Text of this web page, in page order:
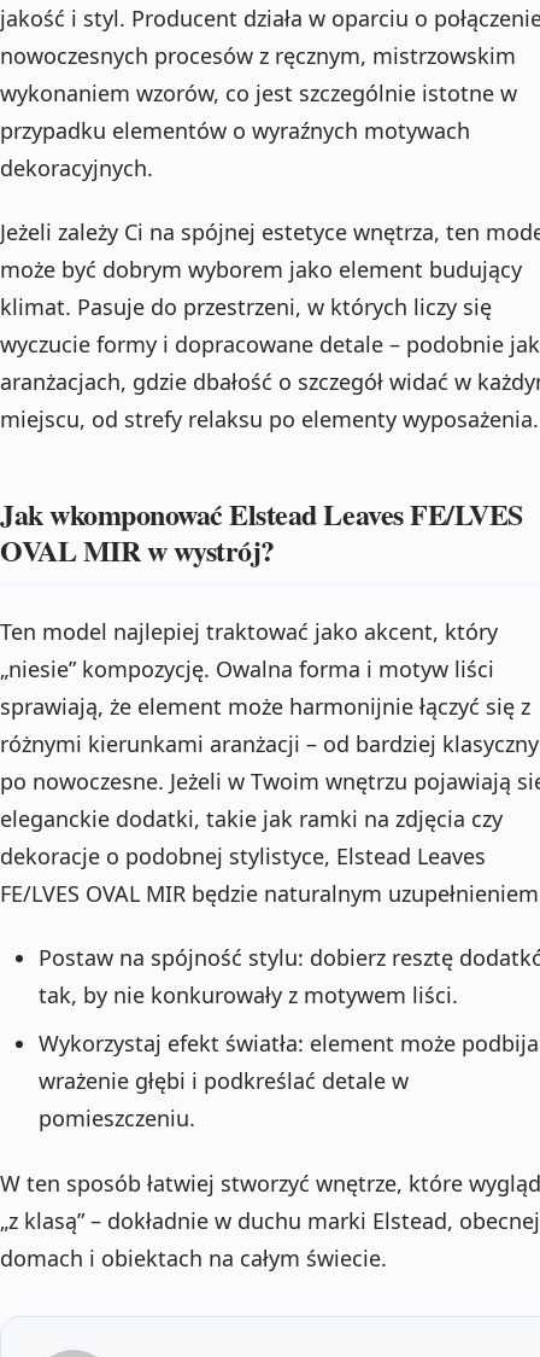
jakość i styl. Producent działa w oparciu o
nowoczesnych procesów z ręcznym, mistrzowskim
wykonaniem wzorów, co jest szczególnie istotne w
przypadku elementów o wyraźnych motywach
dekoracyjnych.
Jeżeli zależy Ci na spójnej estetyce wnętrza, ten
może być dobrym wyborem jako element budujący
klimat. Pasuje do przestrzeni, w których liczy się
wyczucie formy i dopracowane detale – podobnie
aranżacjach, gdzie dbałość o szczegół widać w
miejscu, od strefy relaksu po elementy wyposażenia.
Jak wkomponować Elstead Leaves FE/LVES
OVAL MIR w wystrój?
Ten model najlepiej traktować jako akcent, który
„niesie” kompozycję. Owalna forma i motyw liści
sprawiają, że element może harmonijnie łączyć się z
różnymi kierunkami aranżacji – od bardziej
po nowoczesne. Jeżeli w Twoim wnętrzu pojawiają
eleganckie dodatki, takie jak ramki na zdjęcia czy
dekoracje o podobnej stylistyce, Elstead Leaves
FE/LVES OVAL MIR będzie naturalnym
Postaw na spójność stylu: dobierz resztę
tak, by nie konkurowały z motywem liści.
Wykorzystaj efekt światła: element może
wrażenie głębi i podkreślać detale w
pomieszczeniu.
W ten sposób łatwiej stworzyć wnętrze, które
„z klasą” – dokładnie w duchu marki Elstead,
domach i obiektach na całym świecie.